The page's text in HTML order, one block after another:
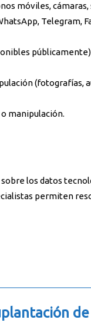
móviles,
Telegram,
(fotografías,
manipulación.
los datos
permiten